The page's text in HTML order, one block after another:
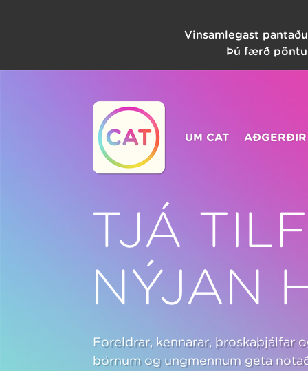
Vinsamlegast
Þú færð
UM CAT AÐGERÐIR
TJÁ
NÝJAN
Foreldrar, kennarar, þroskaþjálfar
börnum og ungmennum geta